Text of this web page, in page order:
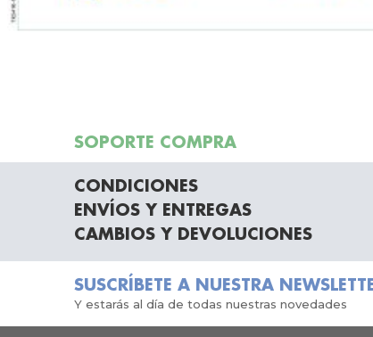
SOPORTE COMPRA
CONDICIONES
ENVÍOS Y ENTREGAS
CAMBIOS Y DEVOLUCIONES
SUSCRÍBETE A NUESTRA
Y estarás al día de todas nuestras novedades